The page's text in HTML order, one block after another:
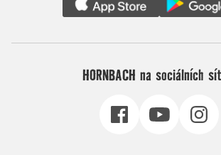
HORNBACH na sociálních